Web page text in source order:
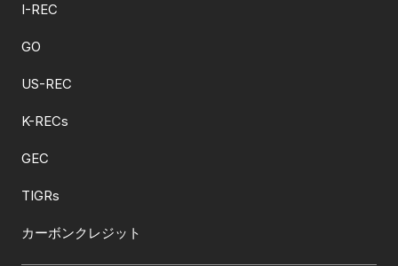
I-REC
GO
US-REC
K-RECs
GEC
TIGRs
カーボンクレジット